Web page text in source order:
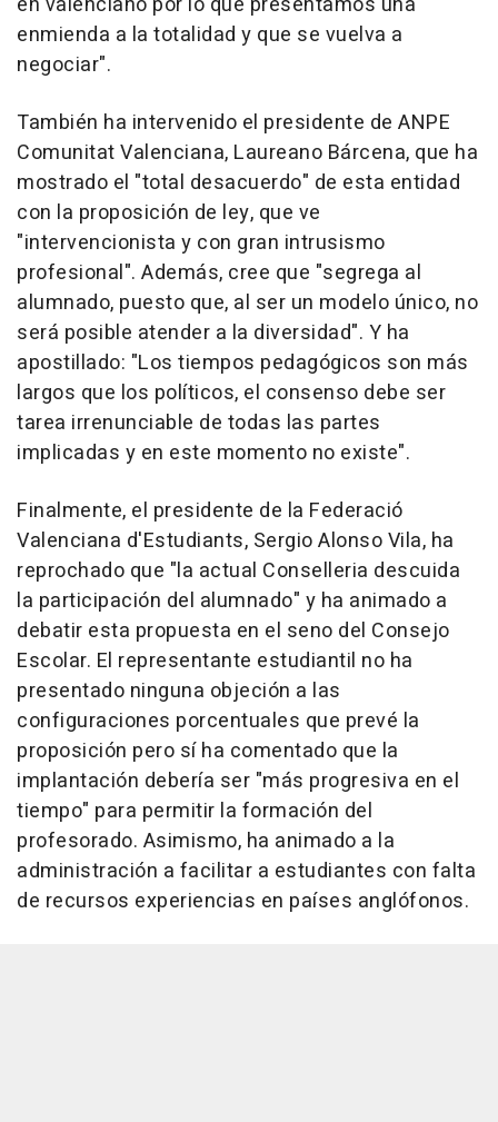
enmienda a la totalidad y que se vuelva a
negociar".
También ha intervenido el presidente de ANPE
Comunitat Valenciana, Laureano Bárcena, que ha
mostrado el "total desacuerdo" de esta entidad
con la proposición de ley, que ve
"intervencionista y con gran intrusismo
profesional". Además, cree que "segrega al
alumnado, puesto que, al ser un modelo único, no
será posible atender a la diversidad". Y ha
apostillado: "Los tiempos pedagógicos son más
largos que los políticos, el consenso debe ser
tarea irrenunciable de todas las partes
implicadas y en este momento no existe".
Finalmente, el presidente de la Federació
Valenciana d'Estudiants, Sergio Alonso Vila, ha
reprochado que "la actual Conselleria descuida
la participación del alumnado" y ha animado a
debatir esta propuesta en el seno del Consejo
Escolar. El representante estudiantil no ha
presentado ninguna objeción a las
configuraciones porcentuales que prevé la
proposición pero sí ha comentado que la
implantación debería ser "más progresiva en el
tiempo" para permitir la formación del
profesorado. Asimismo, ha animado a la
administración a facilitar a estudiantes con falta
de recursos experiencias en países anglófonos.